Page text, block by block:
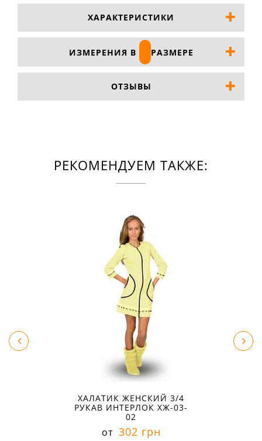
ХАРАКТЕРИСТИКИ
ИЗМЕРЕНИЯ В РАЗМЕРЕ
ОТЗЫВЫ
РЕКОМЕНДУЕМ ТАКЖЕ:
ХАЛАТИК ЖЕНСКИЙ 3/4
РУКАВ ИНТЕРЛОК ХЖ-03-
02
от 302 грн